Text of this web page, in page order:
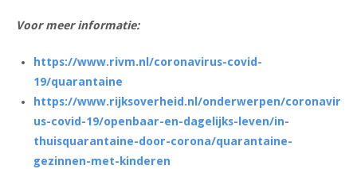
Voor meer informatie:
https://www.rivm.nl/coronavirus-covid-
19/quarantaine
https://www.rijksoverheid.nl/onderwerpen/coronavir
us-covid-19/openbaar-en-dagelijks-leven/in-
thuisquarantaine-door-corona/quarantaine-
gezinnen-met-kinderen